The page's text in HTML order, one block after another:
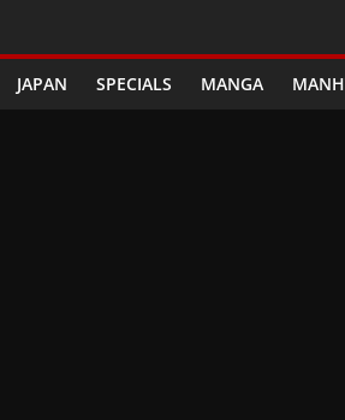
JAPAN SPECIALS MANGA